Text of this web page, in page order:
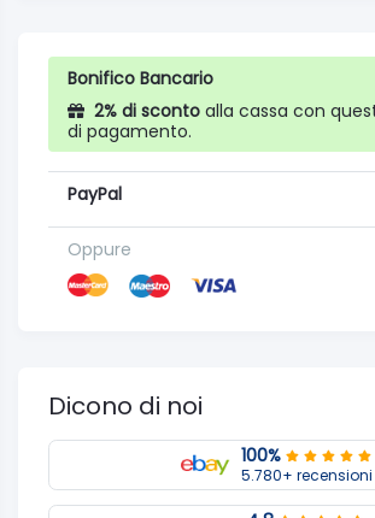
Bonifico Bancario
2% di sconto alla cassa con
di pagamento.
PayPal
Oppure
Dicono di noi
100%
5.780+ recensioni